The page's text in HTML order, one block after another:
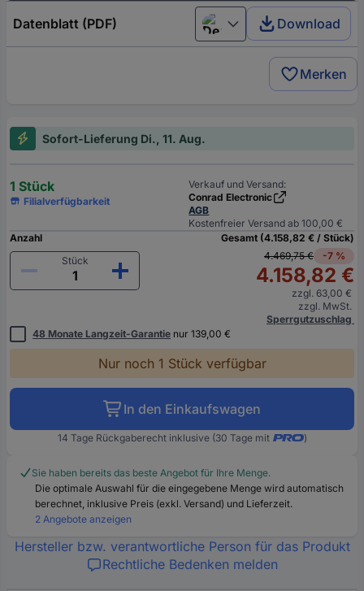
Datenblatt (PDF) Deutsch (Deutschland)
Download
Merken
Sofort-Lieferung Di., 11. Aug.
1 Stück
Filialverfügbarkeit
Verkauf und Versand:
Conrad Electronic
AGB
Kostenfreier Versand ab 100,00 €
Anzahl
Stück
Gesamt (4.158,82 € / Stück)
4.469,75 €
-7 %
4.158,82 €
zzgl. 63,00 €
zzgl. MwSt.
Sperrgutzuschlag
48 Monate Langzeit-Garantie nur 139,00 €
Nur noch 1 Stück verfügbar
In den Einkaufswagen
14 Tage Rückgaberecht inklusive (30 Tage mit )
Sie haben bereits das beste Angebot für Ihre Menge.
Die optimale Auswahl für die eingegebene Menge wird automatisch
berechnet, inklusive Preis (exkl. Versand) und Lieferzeit.
2 Angebote anzeigen
Hersteller bzw. verantwortliche Person für das Produkt
Rechtliche Bedenken melden